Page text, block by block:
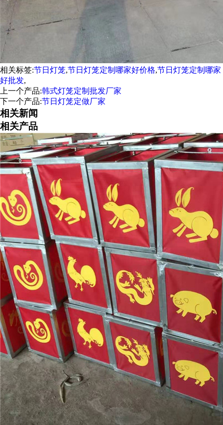
相关标签:节日灯笼,节日灯笼定制哪家好价格,节日灯笼定制哪家
好批发,
上一个产品:韩式灯笼定制批发厂家
下一个产品:节日灯笼定做厂家
相关新闻
相关产品